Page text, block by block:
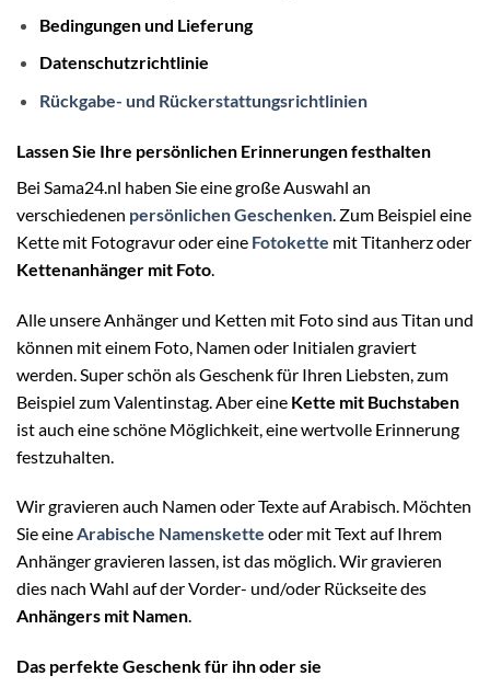
Bedingungen und Lieferung
Datenschutzrichtlinie
Rückgabe- und Rückerstattungsrichtlinien
Lassen Sie Ihre persönlichen Erinnerungen festhalten
Bei Sama24.nl haben Sie eine große Auswahl an
verschiedenen persönlichen Geschenken . Zum Beispiel eine
Kette mit Fotogravur oder eine Fotokette mit Titanherz oder
Kettenanhänger mit Foto
Alle unsere Anhänger und Ketten mit Foto sind aus Titan und
können mit einem Foto, Namen oder Initialen graviert
werden. Super schön als Geschenk für Ihren Liebsten, zum
Beispiel zum Valentinstag. Aber eine Kette mit Buchstaben
ist auch eine schöne Möglichkeit, eine wertvolle Erinnerung
festzuhalten.
Wir gravieren auch Namen oder Texte auf Arabisch. Möchten
Sie eineArabische Namenskette oder mit Text auf Ihrem
Anhänger gravieren lassen, ist das möglich. Wir gravieren
dies nach Wahl auf der Vorder- und/oder Rückseite des
Anhängers mit Namen.
Das perfekte Geschenk für ihn oder sie